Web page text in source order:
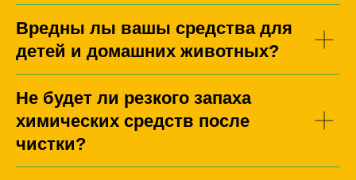
Вредны лы вашы средства для
детей и домашних животных?
Не будет ли резкого запаха
химических средств после
чистки?